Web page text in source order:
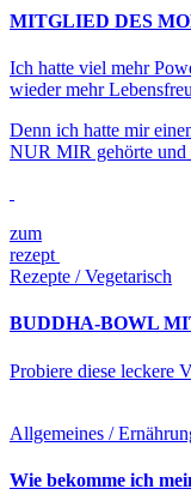
MITGLIED DES
Ich hatte viel mehr
wieder mehr
Denn ich hatte mir
NUR MIR gehörte und
zum
rezept
Rezepte / Vegetarisch
BUDDHA-BOWL
Probiere diese leckere
Allgemeines /
Wie bekomme ich